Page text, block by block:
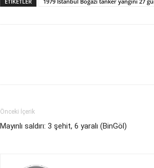
Önceki İçerik
Mayınlı saldırı: 3 şehit, 6 yaralı (BinGöl)